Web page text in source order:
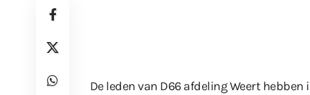
De leden van D66 afdeling Weert